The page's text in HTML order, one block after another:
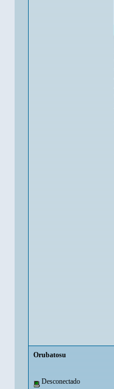
Orubatosu
Desconectado